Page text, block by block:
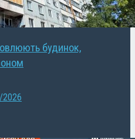
будинок,